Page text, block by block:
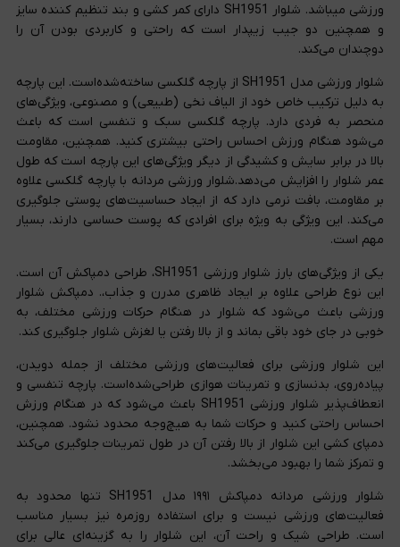
ورزشی میباشد. شلوار SH1951 دارای کمر کشی و بند تنظیم کننده سایز
و همچنین دو جیب زیپدار است که راحتی و کاربردی بودن آن را
دوچندان می‌کند.
شلوار ورزشی مدل SH1951 از پارچه گلکسی ساخته‌شده‌است. این پارچه
به دلیل ترکیب خاص خود از الیاف نخی (طبیعی) و مصنوعی، ویژگی‌های
منحصر به فردی دارد. پارچه گلکسی سبک و تنفسی است که باعث
می‌شود هنگام ورزش احساس راحتی بیشتری کنید. همچنین، مقاومت
بالا در برابر سایش و کشیدگی از دیگر ویژگی‌های این پارچه است که طول
عمر شلوار را افزایش می‌دهد.شلوار ورزشی مردانه با پارچه گلکسی علاوه
بر مقاومت، بافت نرمی دارد که از ایجاد حساسیت‌های پوستی جلوگیری
می‌کند. این ویژگی به ویژه برای افرادی که پوست حساسی دارند، بسیار
مهم است.
یکی از ویژگی‌های بارز شلوار ورزشی SH1951، طراحی دمپاکش آن است.
این نوع طراحی علاوه بر ایجاد ظاهری مدرن و جذاب،. دمپاکش شلوار
ورزشی باعث می‌شود که شلوار در هنگام حرکات ورزشی مختلف، به
خوبی در جای خود باقی بماند و از بالا رفتن یا لغزش شلوار جلوگیری کند.
این شلوار ورزشی برای فعالیت‌های ورزشی مختلف از جمله دویدن،
پیاده‌روی، بدنسازی و تمرینات هوازی طراحی‌شده‌است. پارچه تنفسی و
انعطاف‌پذیر شلوار ورزشی SH1951 باعث می‌شود که در هنگام ورزش
احساس راحتی کنید و حرکات شما به هیچ‌وجه محدود نشود. همچنین،
دمپای کشی این شلوار از بالا رفتن آن در طول تمرینات جلوگیری می‌کند
و تمرکز شما را بهبود می‌بخشد.
شلوار ورزشی مردانه دمپاکش ۱۹۹۱ مدل SH1951 تنها محدود به
فعالیت‌های ورزشی نیست و برای استفاده روزمره نیز بسیار مناسب
است. طراحی شیک و راحت آن، این شلوار را به گزینه‌ای عالی برای